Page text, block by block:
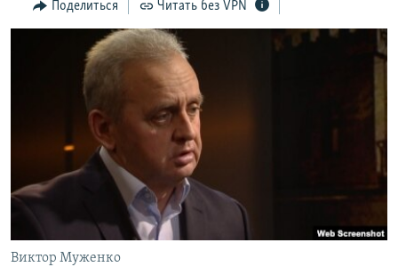
ИНТЕРАКТИВ
ИНФОГРАФИКА
ТЕЛЕПРОЕКТ КРЫМ.РЕАЛИИ
СОВЕТЫ ПРАВОЗАЩИТНИКОВ
ПРОПАВШИЕ БЕЗ ВЕСТИ
ПОБЕДИТЕЛЕЙ НЕ СУДЯТ?
КРЫМ.НЕПОКОРЕННЫЙ
РАДІО СВОБОДА
КАК ОБОЙТИ БЛОКИРОВКУ
Українською
ПРИСОЕДИНЯЙТЕСЬ!
Поделиться Читать без VPN
Виктор Муженко